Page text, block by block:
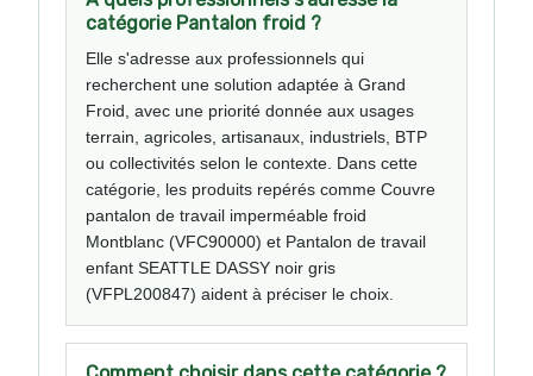
catégorie Pantalon froid ?
Elle s'adresse aux professionnels qui
recherchent une solution adaptée à Grand
Froid, avec une priorité donnée aux usages
terrain, agricoles, artisanaux, industriels, BTP
ou collectivités selon le contexte. Dans cette
catégorie, les produits repérés comme Couvre
pantalon de travail imperméable froid
Montblanc (VFC90000) et Pantalon de travail
enfant SEATTLE DASSY noir gris
(VFPL200847) aident à préciser le choix.